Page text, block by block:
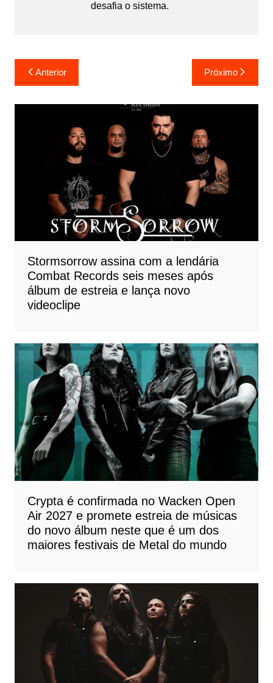
desafia o sistema.
Navegação
de
Post
Anterior Próximo
Stormsorrow assina com a lendária
Combat Records seis meses após
álbum de estreia e lança novo
videoclipe
Crypta é confirmada no Wacken Open
Air 2027 e promete estreia de músicas
do novo álbum neste que é um dos
maiores festivais de Metal do mundo